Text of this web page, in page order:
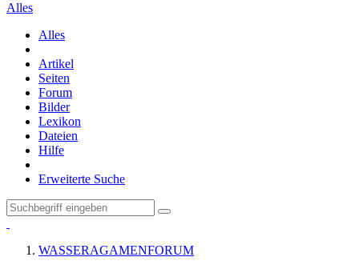
Alles
Alles
Artikel
Seiten
Forum
Bilder
Lexikon
Dateien
Hilfe
Erweiterte Suche
WASSERAGAMENFORUM